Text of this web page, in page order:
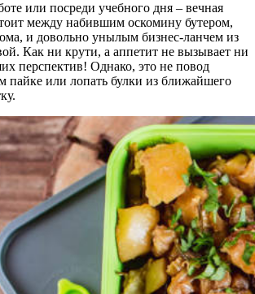
или посреди учебного дня – вечная
между набившим оскомину бутером,
и довольно унылым бизнес-ланчем из
Как ни крути, а аппетит не вызывает ни
перспектив! Однако, это не повод
пайке или лопать булки из ближайшего